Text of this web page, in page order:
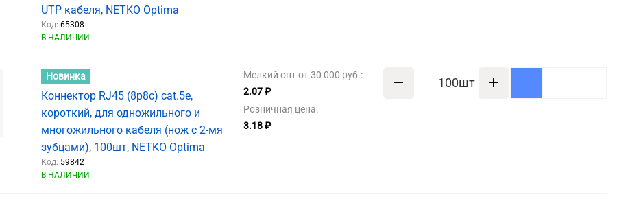
UTP кабеля, NETKO Optima
Код: 65308
В НАЛИЧИИ
Новинка
Коннектор RJ45 (8p8c) cat.5e,
короткий, для одножильного и
многожильного кабеля (нож с 2-мя
зубцами), 100шт, NETKO Optima
Код: 59842
В НАЛИЧИИ
Мелкий опт от 30 000 руб.:
2.07 ₽
Розничная цена:
3.18 ₽
шт